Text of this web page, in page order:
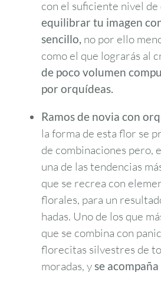
con el suficiente nivel
equilibrar tu imagen
sencillo, no por ello
como el que lograrás al
de poco volumen
por orquídeas.
Ramos de novia con
la forma de esta flor se
de combinaciones pero,
una de las tendencias
que se recrea con
florales, para un
hadas. Uno de los que
que se combina con
florecitas silvestres de
moradas, yse